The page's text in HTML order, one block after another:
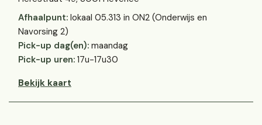
Afhaalpunt: lokaal 05.313 in ON2 (Onderwijs en
Navorsing 2)
Pick-up dag(en): maandag
Pick-up uren: 17u-17u30
Bekijk kaart